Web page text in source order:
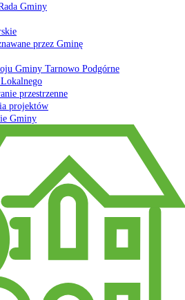
Gminy
przez Gminę
Gminy Tarnowo Podgórne
przestrzenne
projektów
Gminy